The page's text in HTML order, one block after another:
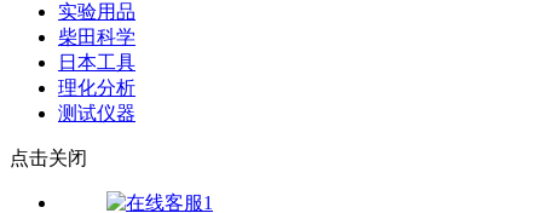
实验用品
柴田科学
日本工具
理化分析
测试仪器
点击关闭